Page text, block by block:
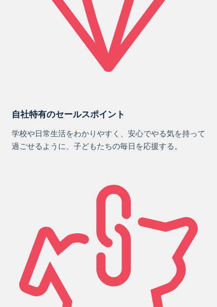
自社特有のセールスポイント
学校や日常生活をわかりやすく、安心でやる気を持って
過ごせるように、子どもたちの毎日を応援する。